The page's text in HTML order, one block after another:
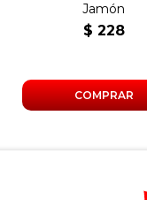
Jamón
$ 228